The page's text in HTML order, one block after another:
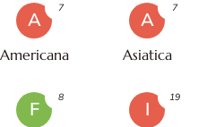
A
Americana
7
A
Asiatica
7
F
8
I
19